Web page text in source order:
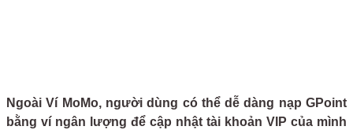
Ngoài Ví MoMo, người dùng có thể dễ dàng nạp GPoint
bằng ví ngân lượng để cập nhật tài khoản VIP của mình